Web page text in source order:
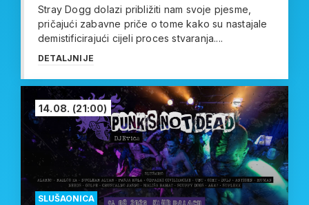
Stray Dogg dolazi približiti nam svoje pjesme,
pričajući zabavne priče o tome kako su nastajale
demistificirajući cijeli proces stvaranja....
DETALJNIJE
SLUŠAONICA
14.08. (21:00)